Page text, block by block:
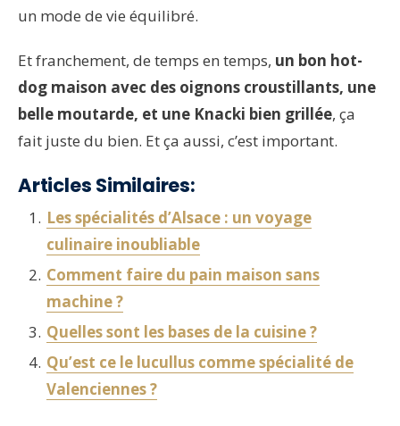
un mode de vie équilibré.
Et franchement, de temps en temps, un bon hot-
dog maison avec des oignons croustillants, une
belle moutarde, et une Knacki bien grillée, ça
fait juste du bien. Et ça aussi, c’est important.
Articles Similaires:
Les spécialités d’Alsace : un voyage
culinaire inoubliable
Comment faire du pain maison sans
machine ?
Quelles sont les bases de la cuisine ?
Qu’est ce le lucullus comme spécialité de
Valenciennes ?